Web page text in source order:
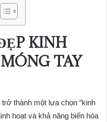
KINH
TAY
trở thành một lựa chọn “kinh
hoạt và khả năng biến hóa